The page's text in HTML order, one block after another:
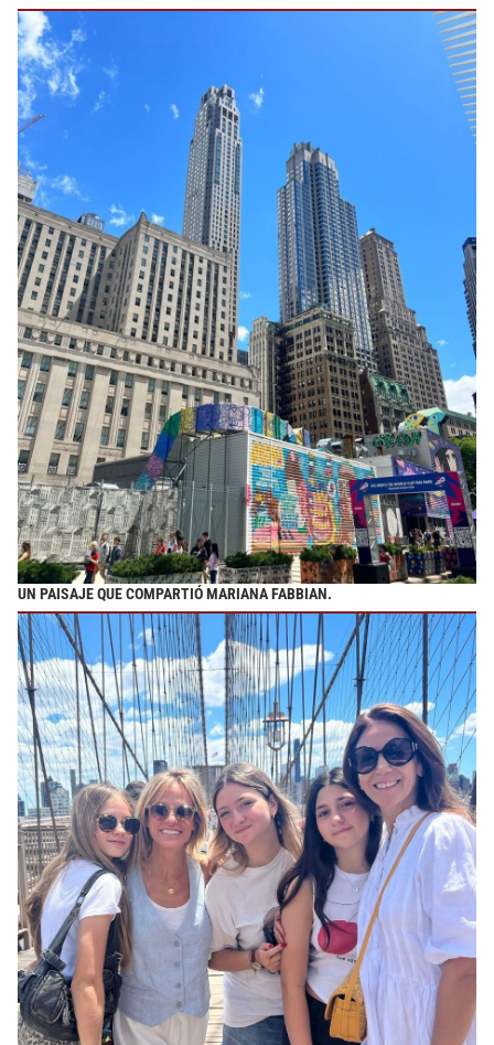
UN PAISAJE QUE COMPARTIÓ MARIANA FABBIAN.